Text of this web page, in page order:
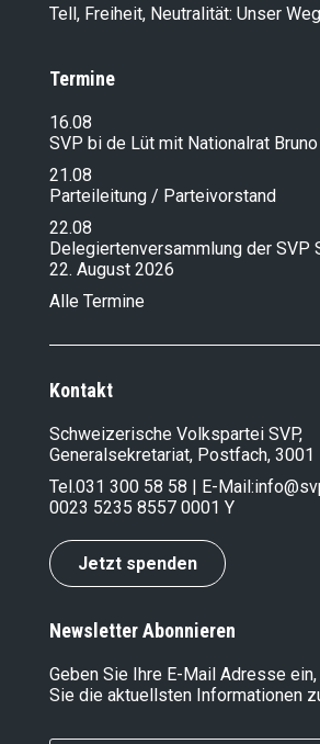
Tell, Freiheit, Neutralität: Unser
Termine
16.08
SVP bi de Lüt mit Nationalrat
21.08
Parteileitung / Parteivorstand
22.08
Delegiertenversammlung der SVP
22. August 2026
Alle Termine
Kontakt
Schweizerische Volkspartei SVP,
Generalsekretariat, Postfach, 3001
Tel.031 300 58 58 | E-Mail:
0023 5235 8557 0001 Y
Jetzt spenden
Newsletter Abonnieren
Geben Sie Ihre E-Mail Adresse
Sie die aktuellsten Informationen